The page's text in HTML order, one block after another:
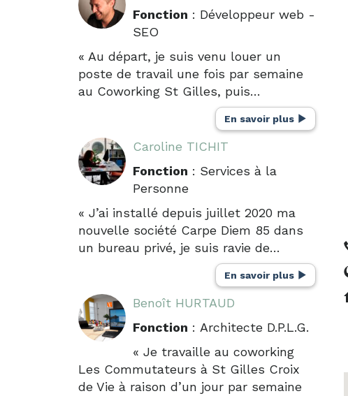
Fonction : Développeur web -
SEO
« Au départ, je suis venu louer un
poste de travail une fois par semaine
au Coworking St Gilles, puis…
En savoir plus
Caroline TICHIT
Fonction : Services à la
Personne
« J’ai installé depuis juillet 2020 ma
nouvelle société Carpe Diem 85 dans
un bureau privé, je suis ravie de…
En savoir plus
Benoît HURTAUD
Fonction : Architecte D.P.L.G.
« Je travaille au coworking
Les Commutateurs à St Gilles Croix
de Vie à raison d’un jour par semaine